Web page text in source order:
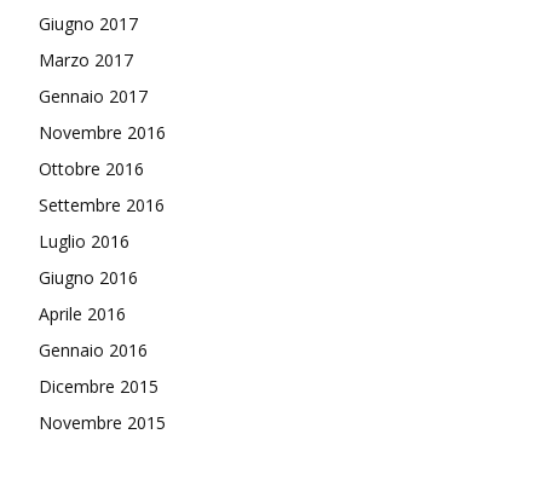
Giugno 2017
Marzo 2017
Gennaio 2017
Novembre 2016
Ottobre 2016
Settembre 2016
Luglio 2016
Giugno 2016
Aprile 2016
Gennaio 2016
Dicembre 2015
Novembre 2015